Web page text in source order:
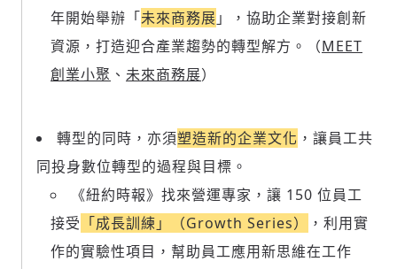
年開始舉辦「未來商務展 」，協助企業對接創新
資源，打造迎合產業趨勢的轉型解方。（MEET
創業小聚 、 未來商務展）
轉型的同時，亦須塑造新的企業文化 ，讓員工共
同投身數位轉型的過程與目標。
《紐約時報》找來營運專家，讓 150 位員工
接受 「成長訓練」（Growth Series）
，利用實
作的實驗性項目，幫助員工應用新思維在工作